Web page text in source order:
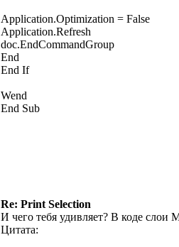
Application.Optimization = False
Application.Refresh
doc.EndCommandGroup
End
End If
Wend
End Sub
Re: Print Selection
И чего тебя удивляет? В коде слои
Цитата: